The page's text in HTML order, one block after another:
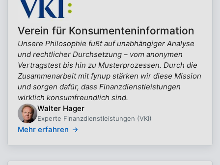
Verein für Konsumenteninformation
Unsere Philosophie fußt auf unabhängiger Analyse
und rechtlicher Durchsetzung – vom anonymen
Vertragstest bis hin zu Musterprozessen. Durch die
Zusammenarbeit mit fynup stärken wir diese Mission
und sorgen dafür, dass Finanzdienstleistungen
wirklich konsumfreundlich sind.
Walter Hager
Experte Finanzdienstleistungen (VKI)
Mehr erfahren